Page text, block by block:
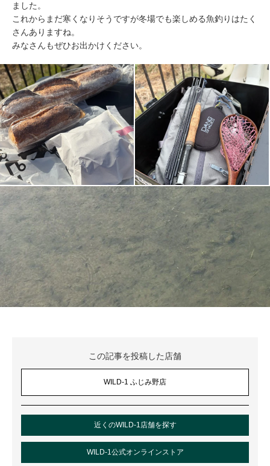
ました。
これからまだ寒くなりそうですが冬場でも楽しめる魚釣りはたく
さんありますね。
みなさんもぜひお出かけください。
この記事を投稿した店舗
WILD-1 ふじみ野店
近くのWILD-1店舗を探す
WILD-1公式オンラインストア